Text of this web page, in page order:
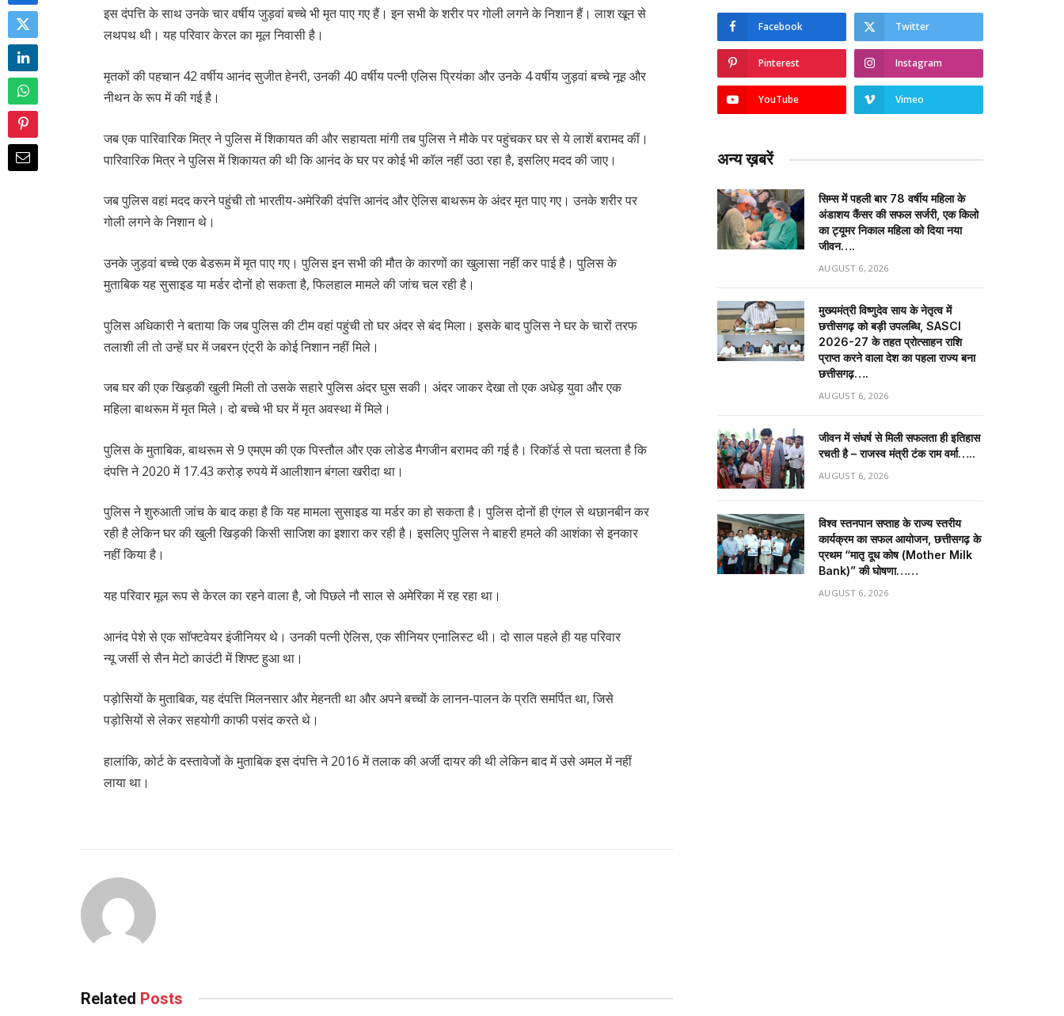
इस दंपत्ति के साथ उनके चार वर्षीय जुड़वां बच्चे भी मृत पाए गए हैं। इन सभी के शरीर पर गोली लगने के निशान हैं। लाश खून से
लथपथ थी। यह परिवार केरल का मूल निवासी है।
मृतकों की पहचान 42 वर्षीय आनंद सुजीत हेनरी, उनकी 40 वर्षीय पत्नी एलिस प्रियंका और उनके 4 वर्षीय जुड़वां बच्चे नूह और
नीथन के रूप में की गई है।
जब एक पारिवारिक मित्र ने पुलिस में शिकायत की और सहायता मांगी तब पुलिस ने मौके पर पहुंचकर घर से ये लाशें बरामद कीं।
पारिवारिक मित्र ने पुलिस में शिकायत की थी कि आनंद के घर पर कोई भी कॉल नहीं उठा रहा है, इसलिए मदद की जाए।
जब पुलिस वहां मदद करने पहुंची तो भारतीय-अमेरिकी दंपत्ति आनंद और ऐलिस बाथरूम के अंदर मृत पाए गए। उनके शरीर पर
गोली लगने के निशान थे।
उनके जुड़वां बच्चे एक बेडरूम में मृत पाए गए। पुलिस इन सभी की मौत के कारणों का खुलासा नहीं कर पाई है। पुलिस के
मुताबिक यह सुसाइड या मर्डर दोनों हो सकता है, फिलहाल मामले की जांच चल रही है।
पुलिस अधिकारी ने बताया कि जब पुलिस की टीम वहां पहुंची तो घर अंदर से बंद मिला। इसके बाद पुलिस ने घर के चारों तरफ
तलाशी ली तो उन्हें घर में जबरन एंट्री के कोई निशान नहीं मिले।
जब घर की एक खिड़की खुली मिली तो उसके सहारे पुलिस अंदर घुस सकी। अंदर जाकर देखा तो एक अधेड़ युवा और एक
महिला बाथरूम में मृत मिले। दो बच्चे भी घर में मृत अवस्था में मिले।
पुलिस के मुताबिक, बाथरूम से 9 एमएम की एक पिस्तौल और एक लोडेड मैगजीन बरामद की गई है। रिकॉर्ड से पता चलता है कि
दंपत्ति ने 2020 में 17.43 करोड़ रुपये में आलीशान बंगला खरीदा था।
पुलिस ने शुरुआती जांच के बाद कहा है कि यह मामला सुसाइड या मर्डर का हो सकता है। पुलिस दोनों ही एंगल से थछानबीन कर
रही है लेकिन घर की खुली खिड़की किसी साजिश का इशारा कर रही है। इसलिए पुलिस ने बाहरी हमले की आशंका से इनकार
नहीं किया है।
यह परिवार मूल रूप से केरल का रहने वाला है, जो पिछले नौ साल से अमेरिका में रह रहा था।
आनंद पेशे से एक सॉफ्टवेयर इंजीनियर थे। उनकी पत्नी ऐलिस, एक सीनियर एनालिस्ट थी। दो साल पहले ही यह परिवार
न्यू जर्सी से सैन मेटो काउंटी में शिफ्ट हुआ था।
पड़ोसियों के मुताबिक, यह दंपत्ति मिलनसार और मेहनती था और अपने बच्चों के लानन-पालन के प्रति समर्पित था, जिसे
पड़ोसियों से लेकर सहयोगी काफी पसंद करते थे।
हालांकि, कोर्ट के दस्तावेजों के मुताबिक इस दंपत्ति ने 2016 में तलाक की अर्जी दायर की थी लेकिन बाद में उसे अमल में नहीं
लाया था।
Related Posts
Facebook Twitter
Pinterest Instagram
YouTube Vimeo
अन्य ख़बरें
सिम्स में पहली बार 78 वर्षीय महिला के
अंडाशय कैंसर की सफल सर्जरी, एक किलो
का ट्यूमर निकाल महिला को दिया नया
जीवन….
AUGUST 6, 2026
मुख्यमंत्री विष्णुदेव साय के नेतृत्व में
छत्तीसगढ़ को बड़ी उपलब्धि, SASCI
2026-27 के तहत प्रोत्साहन राशि
प्राप्त करने वाला देश का पहला राज्य बना
छत्तीसगढ़….
AUGUST 6, 2026
जीवन में संघर्ष से मिली सफलता ही इतिहास
रचती है – राजस्व मंत्री टंक राम वर्मा…..
AUGUST 6, 2026
विश्व स्तनपान सप्ताह के राज्य स्तरीय
कार्यक्रम का सफल आयोजन, छत्तीसगढ़ के
प्रथम “मातृ दूध कोष (Mother Milk
Bank)” की घोषणा……
AUGUST 6, 2026